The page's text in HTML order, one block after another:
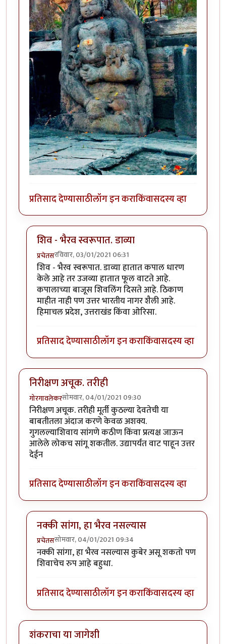
प्रतिसाद देण्यासाठीलॉग इन कराकिंवासदस्य व्हा
शिव - भैरव स्वरूपात. डाव्या
प्रचेतसरविवार, 03/01/2021 06:31
In reply toओळखा हे भव्य शिल्पbyगोरगावलेकर
शिव - भैरव स्वरूपात. डाव्या हातात कपाल धारण
केले आहे तर उजव्या हातात फूल वाटते आहे.
कपालाच्या बाजूस शिवलिंग दिसते आहे. ठिकाण
माहीत नाही पण उत्तर भारतीय नागर शैली आहे.
हिमाचल प्रदेश, उत्तराखंड किंवा ओरिसा.
प्रतिसाद देण्यासाठीलॉग इन कराकिंवासदस्य व्हा
निरीक्षण अचूक. तरीही
गोरगावलेकरसोमवार, 04/01/2021 09:30
निरीक्षण अचूक. तरीही मूर्ती कुठल्या देवतेची या
बाबतीतला अंदाज करणे केवळ अशक्य.
गुगलल्याशिवाय सांगणे कठीण किंवा प्रत्यक्ष जाऊन
आलेले लोकच सांगू शकतील. उद्यापर्यंत वाट पाहून उत्तर
देईन
प्रतिसाद देण्यासाठीलॉग इन कराकिंवासदस्य व्हा
नक्की सांगा, हा भैरव नसल्यास
प्रचेतससोमवार, 04/01/2021 09:34
In reply toनिरीक्षण अचूक. तरीहीbyगोरगावलेकर
नक्की सांगा, हा भैरव नसल्यास कुबेर असू शकतो पण
शिवाचेच रुप आहे बहुधा.
प्रतिसाद देण्यासाठीलॉग इन कराकिंवासदस्य व्हा
शंकराचा या जागेशी